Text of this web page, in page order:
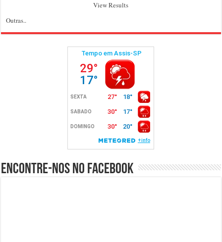
View Results
Outras..
Encontre-nos no Facebook